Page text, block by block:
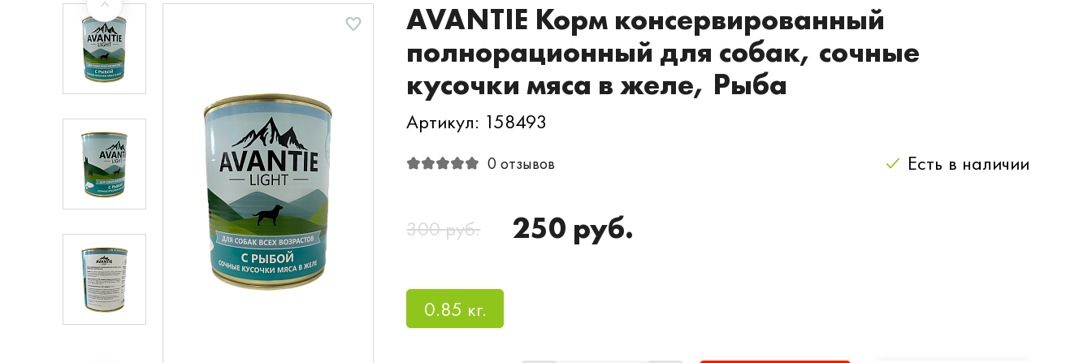
AVANTIE Корм консервированный
полнорационный для собак, сочные
кусочки мяса в желе, Рыба
Артикул: 158493
0 отзывов Есть в наличии
300 руб. 250 руб.
0.85 кг.